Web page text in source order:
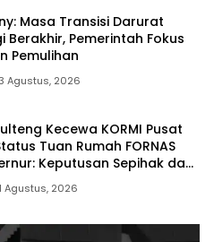
Masa Transisi Darurat
Berakhir, Pemerintah Fokus
Pemulihan
Agustus, 2026
Kecewa KORMI Pusat
Tuan Rumah FORNAS
Keputusan Sepihak dan
1 Agustus, 2026